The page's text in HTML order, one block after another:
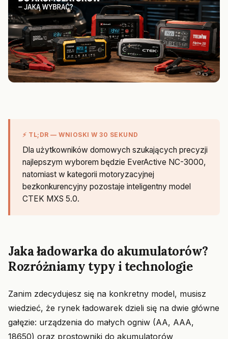
⚡ TL;DR — WNIOSKI W 30 SEKUND
Dla użytkowników domowych szukających precyzji
najlepszym wyborem będzie EverActive NC-3000,
natomiast w kategorii motoryzacyjnej
bezkonkurencyjny pozostaje inteligentny model
CTEK MXS 5.0.
Jaka ładowarka do akumulatorów?
Rozróżniamy typy i technologie
Zanim zdecydujesz się na konkretny model, musisz
wiedzieć, że rynek ładowarek dzieli się na dwie główne
gałęzie: urządzenia do małych ogniw (AA, AAA,
18650) oraz prostowniki do akumulatorów